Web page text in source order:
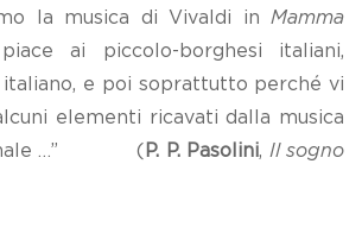
la musica di Vivaldi in Mamma
ai piccolo-borghesi italiani,
e poi soprattutto perché vi
elementi ricavati dalla musica
…” ( P. P. Pasolini, Il sogno